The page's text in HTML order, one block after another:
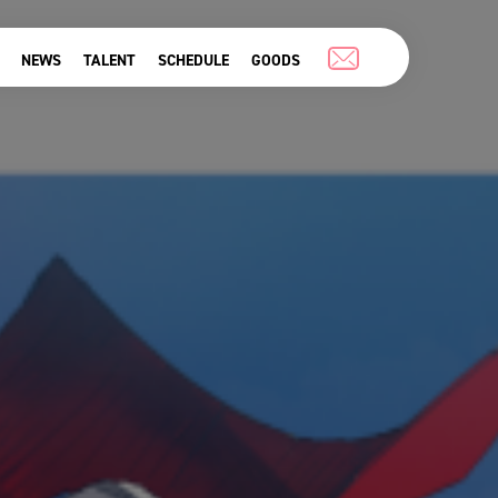
NEWS TALENT SCHEDULE GOODS